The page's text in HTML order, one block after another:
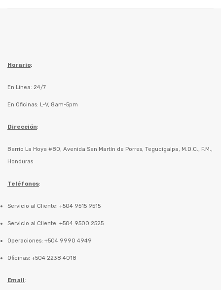
Horario:
En Línea: 24/7
En Oficinas: L-V, 8am-5pm
Dirección:
Barrio La Hoya #80, Avenida San Martín de Porres, Tegucigalpa, M.D.C., F.M.,
Honduras
Teléfonos:
Servicio al Cliente: +504 9515 9515
Servicio al Cliente: +504 9500 2525
Operaciones: +504 9990 4949
Oficinas: +504 2238 4018
Email: